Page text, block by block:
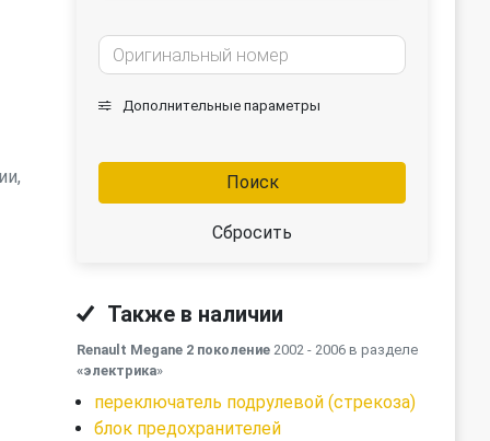
Дополнительные параметры
Поиск
Сбросить
Также в наличии
Renault Megane 2 поколение 2002 - 2006 в разделе
«электрика»
переключатель подрулевой (стрекоза)
блок предохранителей